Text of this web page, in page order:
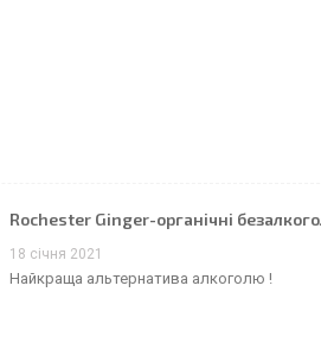
Rochester Ginger-органічні
18 січня 2021
Найкраща альтернатива алкоголю !